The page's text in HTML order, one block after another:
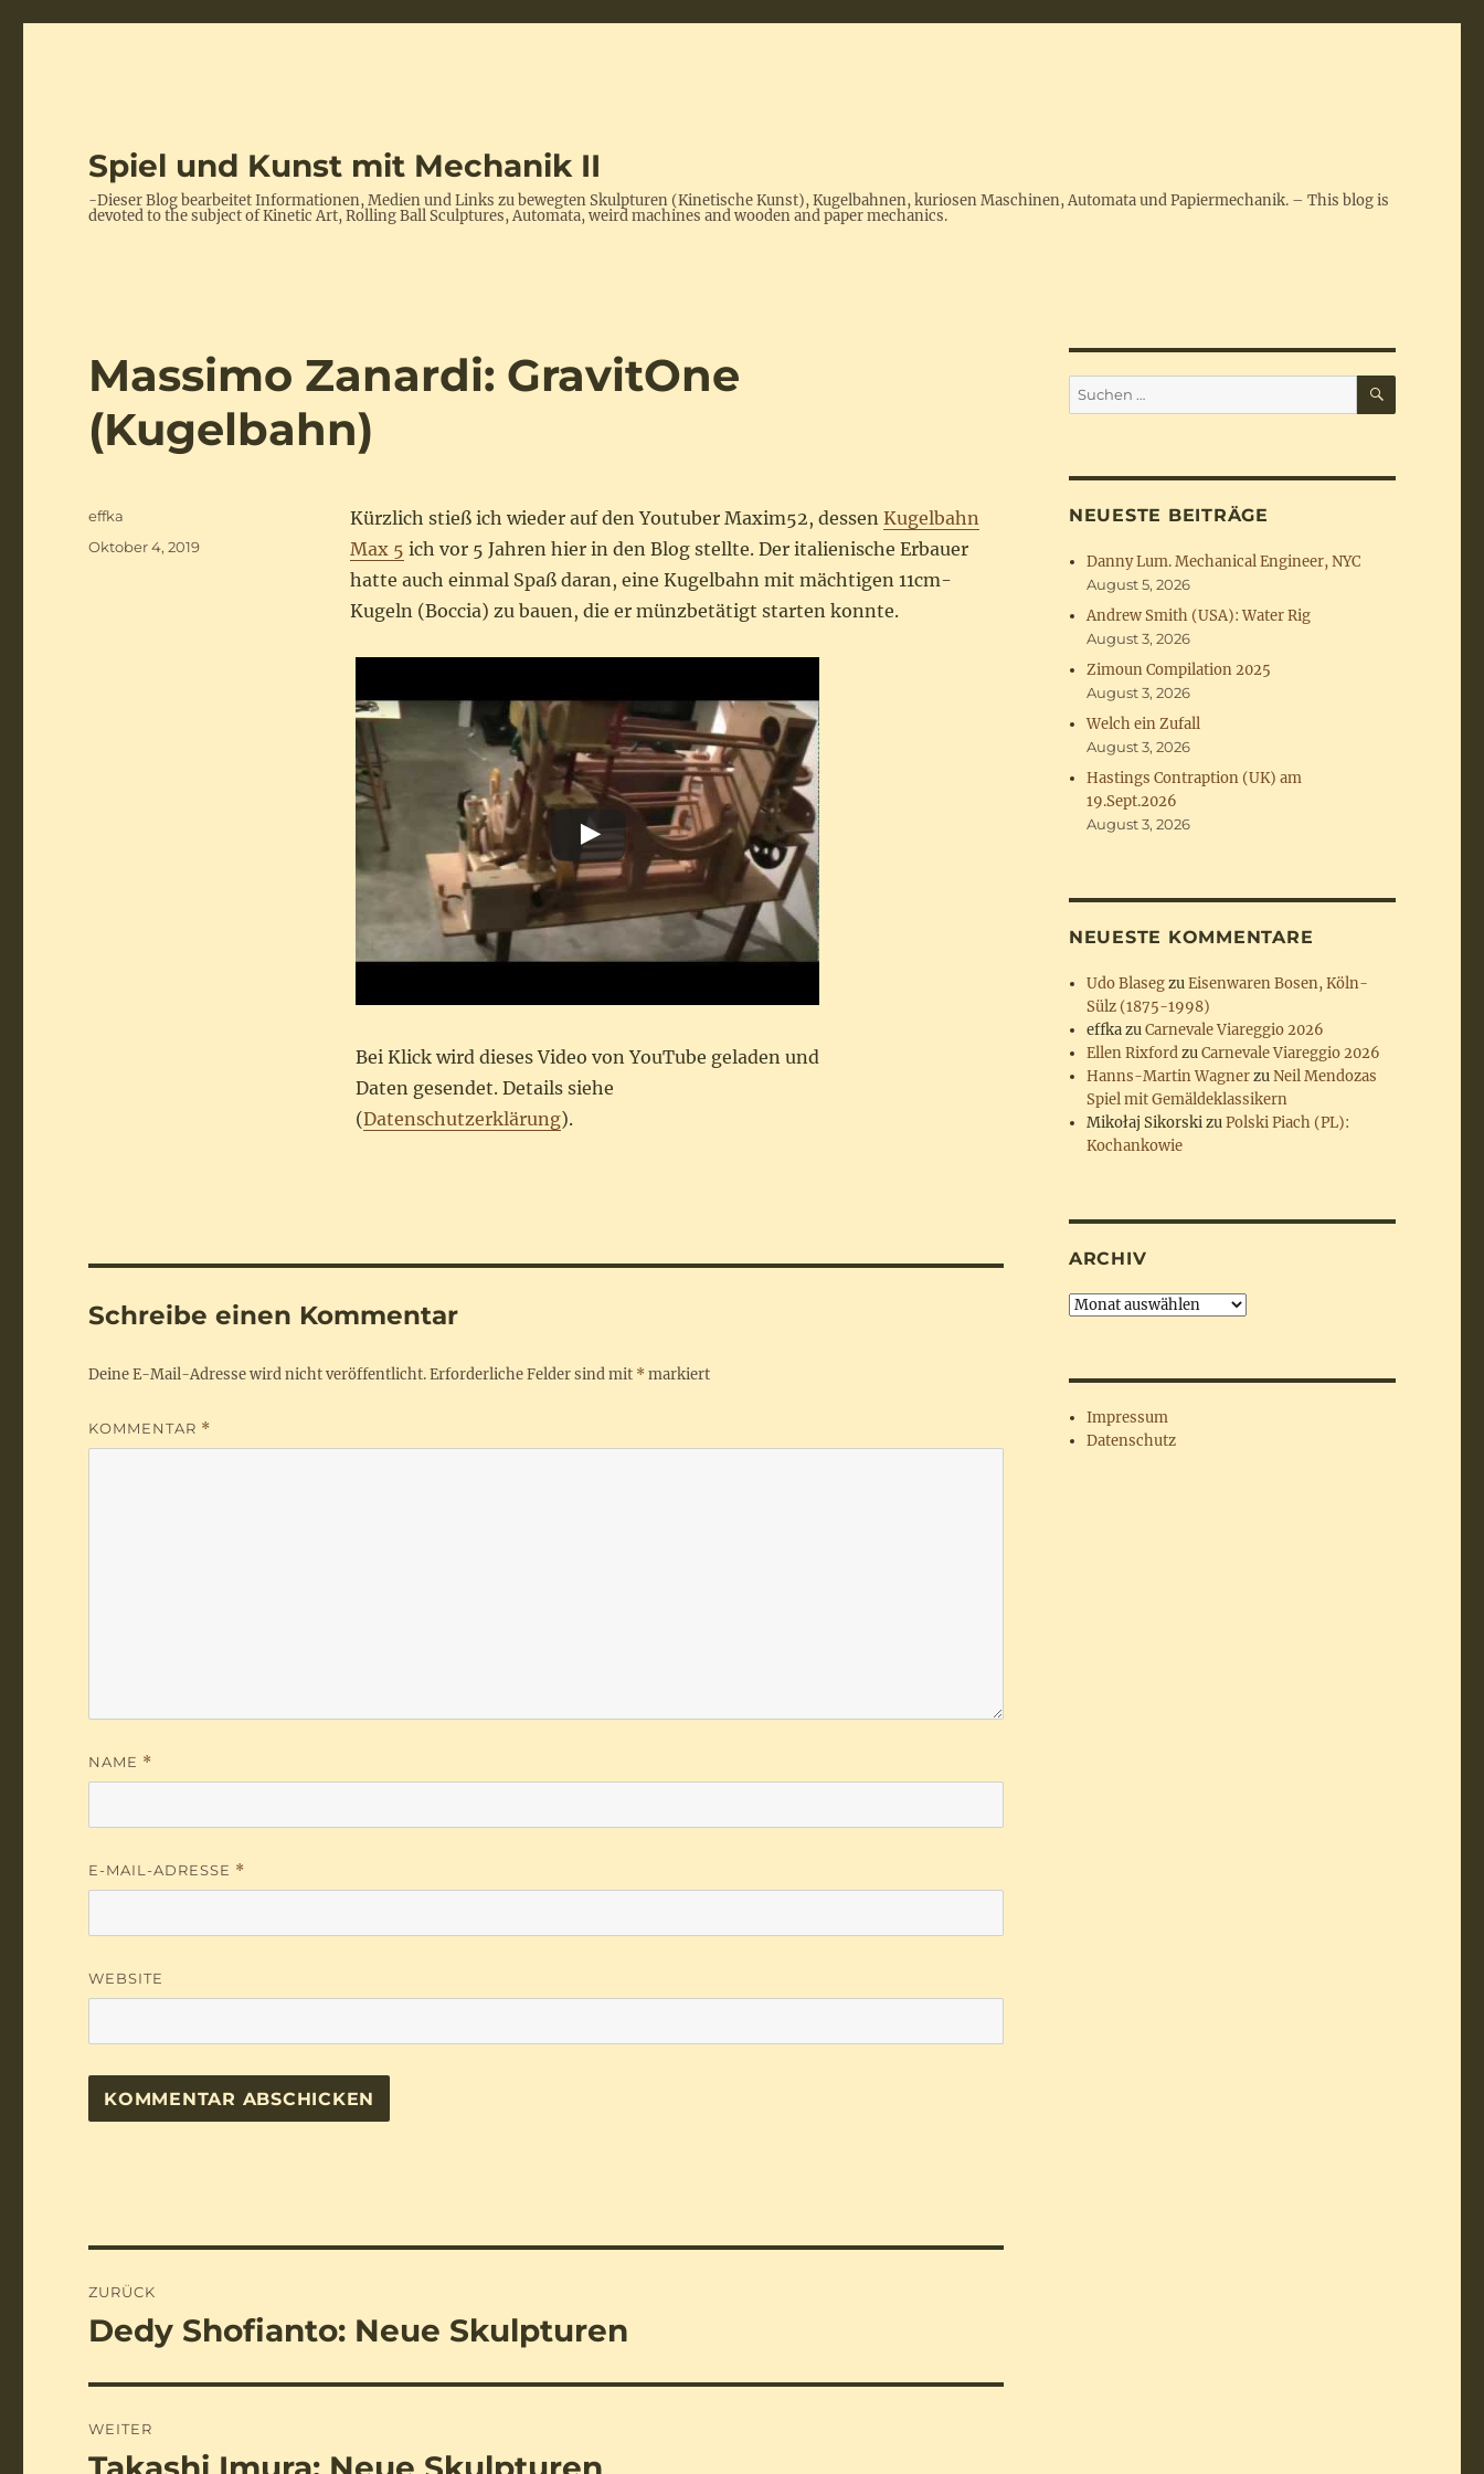
Spiel und Kunst mit Mechanik II
-Dieser Blog bearbeitet Informationen, Medien und Links zu bewegten Skulpturen (Kinetische Kunst), Kugelbahnen, kuriosen Maschinen, Automata und Papiermechanik. – This blog is
devoted to the subject of Kinetic Art, Rolling Ball Sculptures, Automata, weird machines and wooden and paper mechanics.
Massimo Zanardi: GravitOne
(Kugelbahn)
Kürzlich stieß ich wieder auf den Youtuber Maxim52, dessen Kugelbahn
Max 5 ich vor 5 Jahren hier in den Blog stellte. Der italienische Erbauer
hatte auch einmal Spaß daran, eine Kugelbahn mit mächtigen 11cm-
Kugeln (Boccia) zu bauen, die er münzbetätigt starten konnte.
Bei Klick wird dieses Video von YouTube geladen und
Daten gesendet. Details siehe
(Datenschutzerklärung).
Autor
effka
Veröffentlicht
Oktober 4, 2019
Schreibe einen Kommentar
Deine E-Mail-Adresse wird nicht veröffentlicht.Erforderliche Felder sind mit * markiert
KOMMENTAR *
NAME *
E-MAIL-ADRESSE *
WEBSITE
ZURÜCK
Vorheriger
Dedy Shofianto: Neue Skulpturen
WEITER
Nächster
Suchen
nach:
SUCHEN
NEUESTE BEITRÄGE
Danny Lum. Mechanical Engineer, NYC
August 5, 2026
Andrew Smith (USA): Water Rig
August 3, 2026
Zimoun Compilation 2025
August 3, 2026
Welch ein Zufall
August 3, 2026
Hastings Contraption (UK) am
19.Sept.2026
August 3, 2026
NEUESTE KOMMENTARE
Udo BlasegzuEisenwaren Bosen, Köln-
Sülz (1875-1998)
effkazuCarnevale Viareggio 2026
Ellen RixfordzuCarnevale Viareggio 2026
Hanns-Martin WagnerzuNeil Mendozas
Spiel mit Gemäldeklassikern
Mikołaj SikorskizuPolski Piach (PL):
Kochankowie
ARCHIV
Archiv
Impressum
Datenschutz